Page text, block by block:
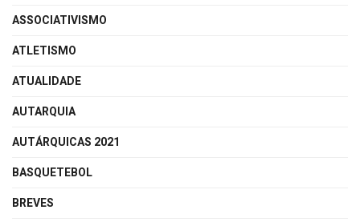
ASSOCIATIVISMO
ATLETISMO
ATUALIDADE
AUTARQUIA
AUTÁRQUICAS 2021
BASQUETEBOL
BREVES